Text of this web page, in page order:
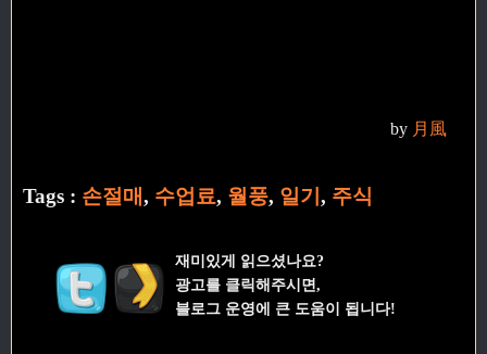
by 月風
Tags : 손절매, 수업료, 월풍, 일기 , 주식
재미있게 읽으셨나요?
광고를 클릭해주시면,
블로그 운영에 큰 도움이 됩니다!